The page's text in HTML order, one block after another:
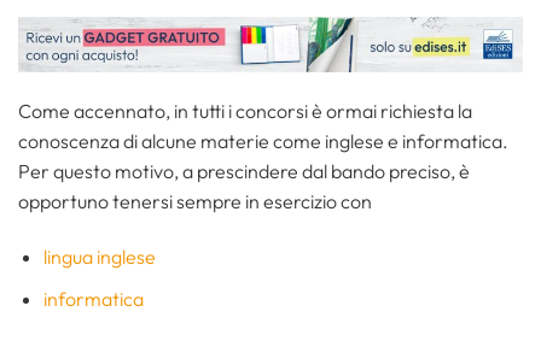
Come accennato, in tutti i concorsi è ormai richiesta la
conoscenza di alcune materie come inglese e informatica.
Per questo motivo, a prescindere dal bando preciso, è
opportuno tenersi sempre in esercizio con
lingua inglese
informatica